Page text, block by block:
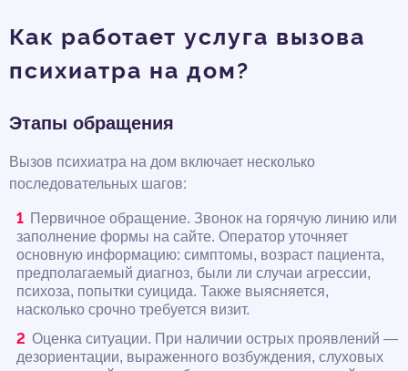
Как работает услуга вызова
психиатра на дом?
Этапы обращения
Вызов психиатра на дом включает несколько
последовательных шагов:
Первичное обращение. Звонок на горячую линию или
заполнение формы на сайте. Оператор уточняет
основную информацию: симптомы, возраст пациента,
предполагаемый диагноз, были ли случаи агрессии,
психоза, попытки суицида. Также выясняется,
насколько срочно требуется визит.
Оценка ситуации. При наличии острых проявлений —
дезориентации, выраженного возбуждения, слуховых